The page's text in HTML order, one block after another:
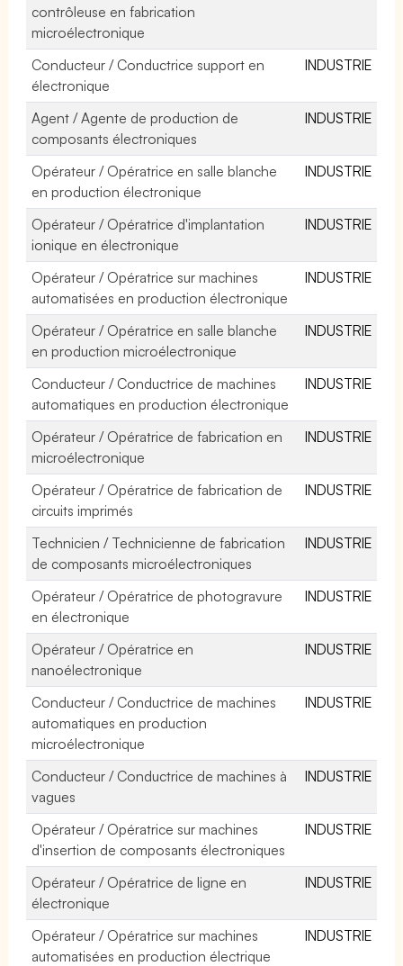
contrôleuse en fabrication
microélectronique
Conducteur / Conductrice support en
électronique
INDUSTRIE
Agent / Agente de production de
composants électroniques
INDUSTRIE
Opérateur / Opératrice en salle blanche
en production électronique
INDUSTRIE
Opérateur / Opératrice d'implantation
ionique en électronique
INDUSTRIE
Opérateur / Opératrice sur machines
automatisées en production électronique
INDUSTRIE
Opérateur / Opératrice en salle blanche
en production microélectronique
INDUSTRIE
Conducteur / Conductrice de machines
automatiques en production électronique
INDUSTRIE
Opérateur / Opératrice de fabrication en
microélectronique
INDUSTRIE
Opérateur / Opératrice de fabrication de
circuits imprimés
INDUSTRIE
Technicien / Technicienne de fabrication
de composants microélectroniques
INDUSTRIE
Opérateur / Opératrice de photogravure
en électronique
INDUSTRIE
Opérateur / Opératrice en
nanoélectronique
INDUSTRIE
Conducteur / Conductrice de machines
automatiques en production
microélectronique
INDUSTRIE
Conducteur / Conductrice de machines à
vagues
INDUSTRIE
Opérateur / Opératrice sur machines
d'insertion de composants électroniques
INDUSTRIE
Opérateur / Opératrice de ligne en
électronique
INDUSTRIE
Opérateur / Opératrice sur machines
automatisées en production électrique
INDUSTRIE